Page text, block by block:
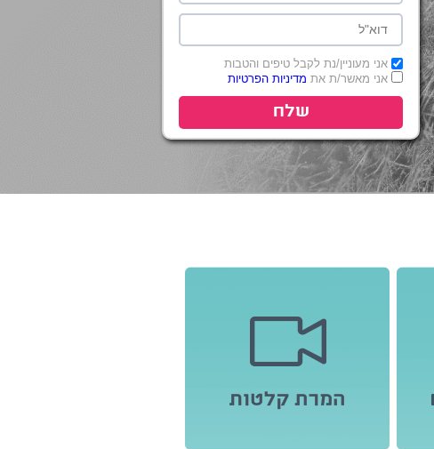
אני מעוניין/נת לקבל טיפים והטבות
אני מאשר/ת את מדיניות הפרטיות
שלח